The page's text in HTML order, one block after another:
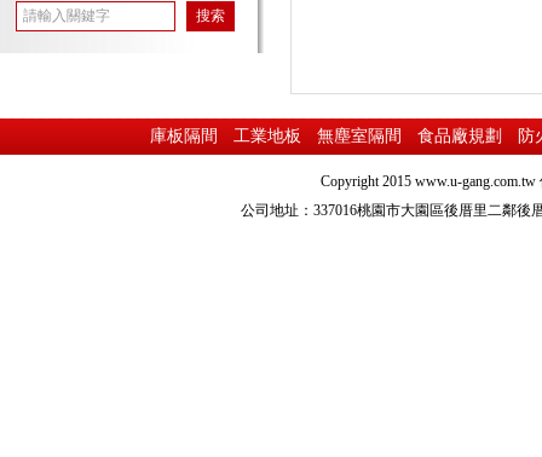
庫板隔間 工業地板 無塵室隔間 食品廠規劃 防
Copyright 2015 www.u-gang.com.tw
公司地址：337016桃園市大園區後厝里二鄰後